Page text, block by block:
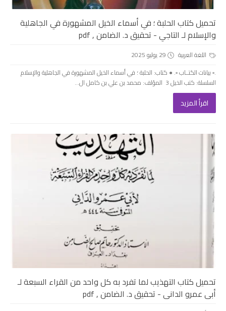
تحميل كتاب الحلبة ؛ في أسماء الخيل المشهورة في الجاهلية
والإسلام لـ التاجي - تحقيق د. الضامن , pdf
اللغة العربية
29 يوليو 2025
.▫️ بيانات الكتــاب ▫️. ● كتاب: الحلبة ؛ في أسماء الخيل المشهورة في الجاهلية والإسلام
السلسلة: كتب الخيل 3 المؤلف: محمد بن علي بن كامل ال...
اقرأ المزيد
تحميل كتاب التهذيب لما تفرد به كل واحد من القراء السبعة لـ
أبى عمرو الدانى - تحقيق د. الضامن , pdf